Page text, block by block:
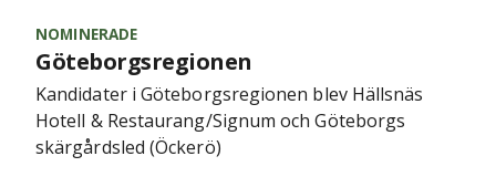
NOMINERADE
Göteborgsregionen
Kandidater i Göteborgsregionen blev Hällsnäs
Hotell & Restaurang/Signum och Göteborgs
skärgårdsled (Öckerö)